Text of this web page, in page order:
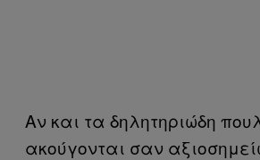
Αν και τα δηλητηριώδη
ακούγονται σαν